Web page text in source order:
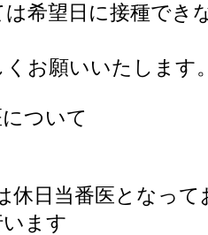
希望日に接種でき
お願いいたします
ついて
休日当番医となっ
ます